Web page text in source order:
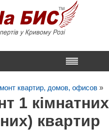
квартир, домов, офисов »
1 кімнатних
квартир